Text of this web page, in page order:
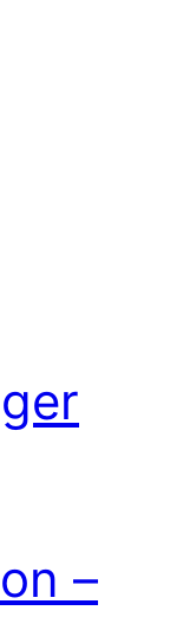
–